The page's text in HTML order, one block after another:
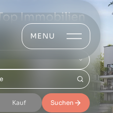
MENU
Immobilien
Kauf Suchen